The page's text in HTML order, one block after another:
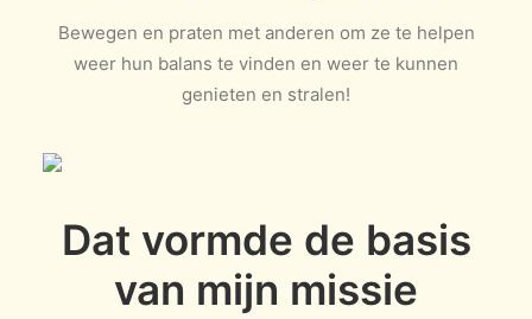
Bewegen en praten met anderen om ze te helpen
weer hun balans te vinden en weer te kunnen
genieten en stralen!
Dat vormde de basis
van mijn missie